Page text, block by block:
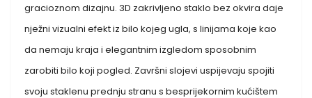
gracioznom dizajnu. 3D zakrivljeno staklo bez okvira daje
nježni vizualni efekt iz bilo kojeg ugla, s linijama koje kao
da nemaju kraja i elegantnim izgledom sposobnim
zarobiti bilo koji pogled. Završni slojevi uspijevaju spojiti
svoju staklenu prednju stranu s besprijekornim kućištem